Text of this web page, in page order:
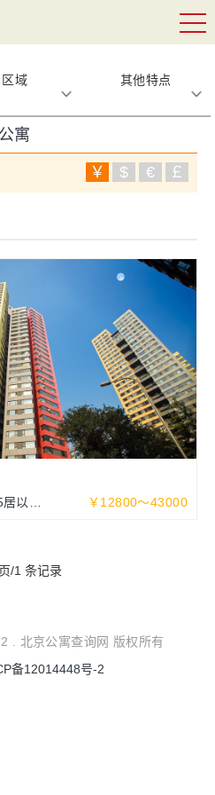
区域 其他特点
寓
￥ $ € ￡
以上
￥12800～43000
/1 条记录
. 北京公寓查询网 版权所有
备12014448号-2